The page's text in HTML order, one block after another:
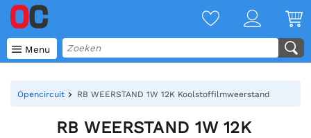
 Menu
Opencircuit RB WEERSTAND 1W 12K Koolstoffilmweerstand
RB WEERSTAND 1W 12K